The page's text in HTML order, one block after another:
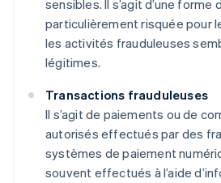
sensibles. Il s’agit d’une forme
particulièrement risquée pour
les activités frauduleuses
légitimes.
Transactions frauduleuses
Il s’agit de paiements ou de
autorisés effectués par des
systèmes de paiement
souvent effectués à l’aide